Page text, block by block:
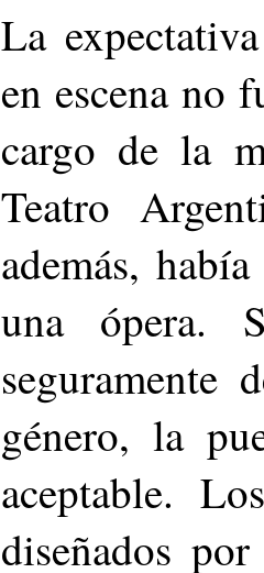
La
en escena no
cargo de la
Teatro
además,
una ópera.
seguramente
género, la
aceptable.
diseñados